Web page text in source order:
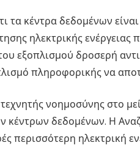
τα κέντρα δεδομένων
ηλεκτρικής
εξοπλισμού δροσερή
πληροφορικής να
νοημοσύνης στο
κέντρων δεδομένων. Η
περισσότερη ηλεκτρική